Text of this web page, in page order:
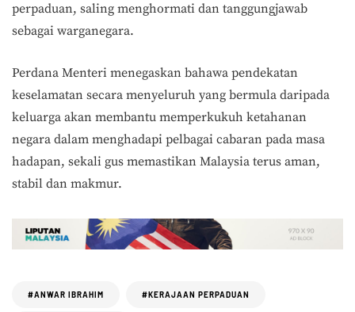
perpaduan, saling menghormati dan tanggungjawab
sebagai warganegara.
Perdana Menteri menegaskan bahawa pendekatan
keselamatan secara menyeluruh yang bermula daripada
keluarga akan membantu memperkukuh ketahanan
negara dalam menghadapi pelbagai cabaran pada masa
hadapan, sekali gus memastikan Malaysia terus aman,
stabil dan makmur.
#ANWAR IBRAHIM #KERAJAAN PERPADUAN